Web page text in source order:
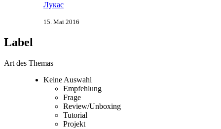
Лукас
15. Mai 2016
Label
Art des Themas
Keine Auswahl
Empfehlung
Frage
Review/Unboxing
Tutorial
Projekt